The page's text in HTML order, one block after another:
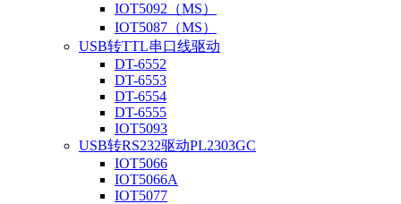
IOT5092（MS）
IOT5087（MS）
USB转TTL串口线驱动
DT-6552
DT-6553
DT-6554
DT-6555
IOT5093
USB转RS232驱动PL2303GC
IOT5066
IOT5066A
IOT5077